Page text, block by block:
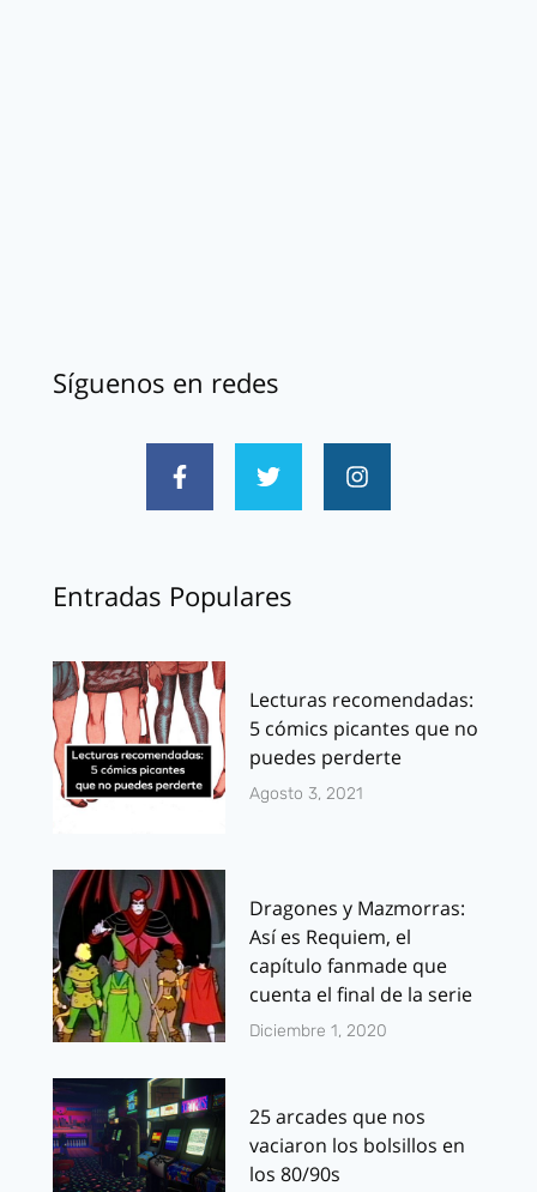
Síguenos en redes
Entradas Populares
Lecturas recomendadas:
5 cómics picantes que no
puedes perderte
Agosto 3, 2021
Dragones y Mazmorras:
Así es Requiem, el
capítulo fanmade que
cuenta el final de la serie
Diciembre 1, 2020
25 arcades que nos
vaciaron los bolsillos en
los 80/90s